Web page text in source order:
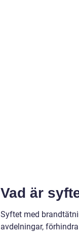
Vad är
Syftet med
avdelningar,